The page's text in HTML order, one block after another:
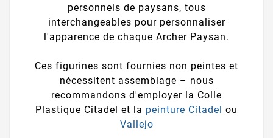
personnels de paysans, tous
interchangeables pour personnaliser
l'apparence de chaque Archer Paysan.
Ces figurines sont fournies non peintes et
nécessitent assemblage – nous
recommandons d'employer la Colle
Plastique Citadel et la peinture Citadel ou
Vallejo